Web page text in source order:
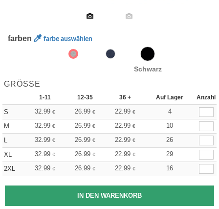
farben farbe auswählen
Schwarz
GRÖSSE
1-11 12-35 36 + Auf Lager Anzahl
S 32.99 € 26.99 € 22.99 €
4
M
32.99 € 26.99 € 22.99 €
10
L
32.99 € 26.99 € 22.99 €
26
XL
32.99 € 26.99 € 22.99 €
29
2XL
32.99 € 26.99 € 22.99 € 16